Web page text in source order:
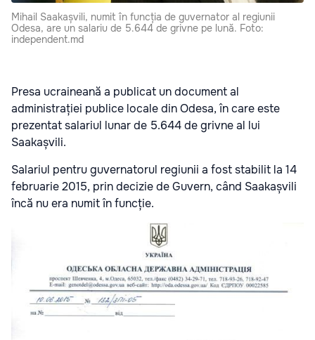
Mihail Saakașvili, numit în funcția de guvernator al regiunii
Odesa, are un salariu de 5.644 de grivne pe lună. Foto:
independent.md
Presa ucraineană a publicat un document al
administrației publice locale din Odesa, în care este
prezentat salariul lunar de 5.644 de grivne al lui
Saakașvili.
Salariul pentru guvernatorul regiunii a fost stabilit la 14
februarie 2015, prin decizie de Guvern, când Saakașvili
încă nu era numit în funcție.